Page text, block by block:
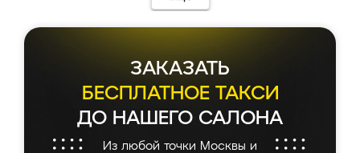
ЗАКАЗАТЬ
БЕСПЛАТНОЕ ТАКСИ
ДО НАШЕГО САЛОНА
Из любой точки Москвы и